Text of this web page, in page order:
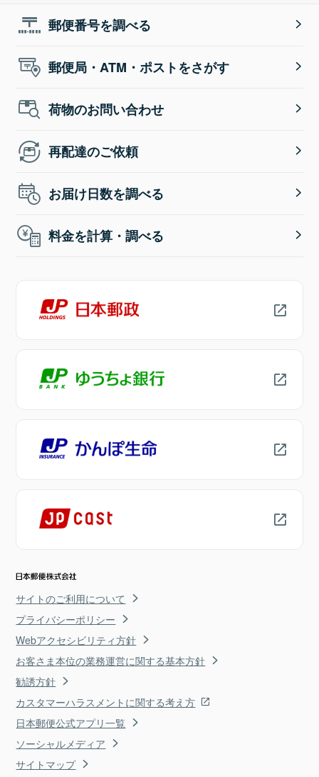
郵便番号を調べる
郵便局・ATM・ポストをさがす
荷物のお問い合わせ
再配達のご依頼
お届け日数を調べる
料金を計算・調べる
サイトのご利用について
プライバシーポリシー
Webアクセシビリティ方針
お客さま本位の業務運営に関する基本方針
勧誘方針
カスタマーハラスメントに関する考え方
日本郵便公式アプリ一覧
ソーシャルメディア
サイトマップ